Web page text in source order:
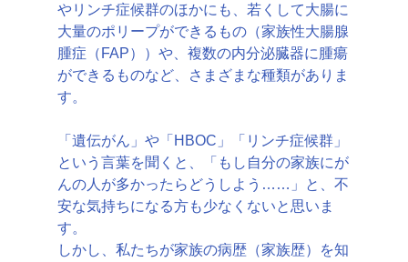
やリンチ症候群のほかにも、若くして大腸に
大量のポリープができるもの（家族性大腸腺
腫症（FAP）
）や、複数の内分泌臓器に腫瘍
ができるものなど、さまざまな種類がありま
す。
「遺伝がん」や「HBOC」「リンチ症候群」
という言葉を聞くと、「もし自分の家族にが
んの人が多かったらどうしよう……」と、不
安な気持ちになる方も少なくないと思いま
す。
しかし、私たちが家族の病歴（家族歴）を知